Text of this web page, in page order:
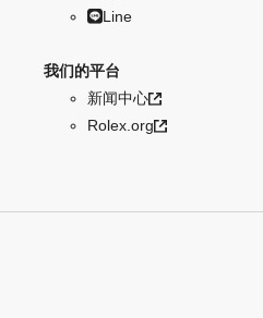
Line
我们的平台
新闻中心
Rolex.org